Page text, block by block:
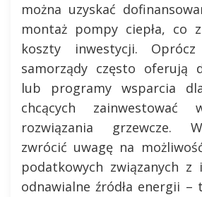
można uzyskać
montaż pompy ciepła, co
koszty inwestycji.
samorządy często oferują
lub programy wsparcia
chcących zainwestować
rozwiązania grzewcze.
zwrócić uwagę na
podatkowych związanych z
odnawialne źródła energii –